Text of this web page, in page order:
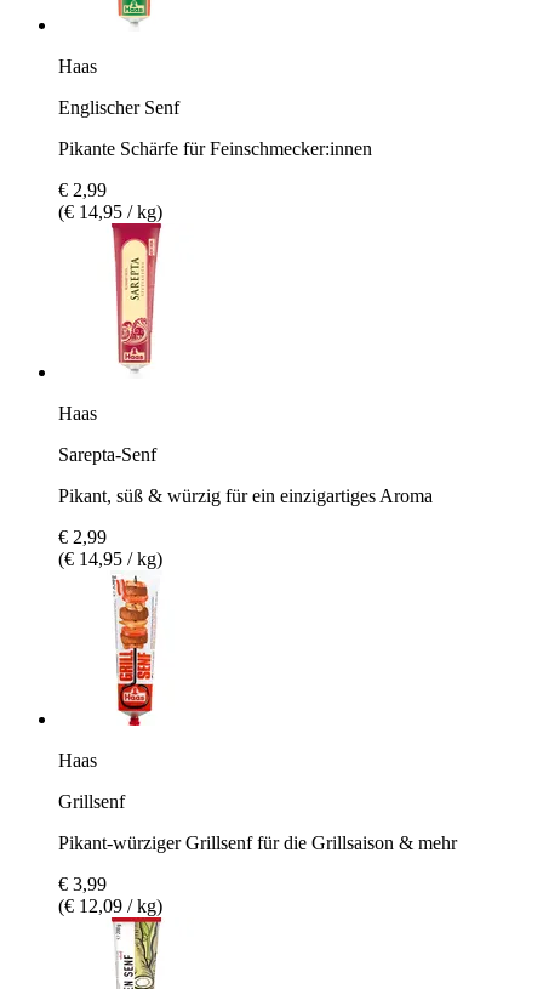
Haas
Englischer Senf
Pikante Schärfe für Feinschmecker:innen
€ 2,99
(€ 14,95 / kg)
Haas
Sarepta-Senf
Pikant, süß & würzig für ein einzigartiges Aroma
€ 2,99
(€ 14,95 / kg)
Haas
Grillsenf
Pikant-würziger Grillsenf für die Grillsaison & mehr
€ 3,99
(€ 12,09 / kg)